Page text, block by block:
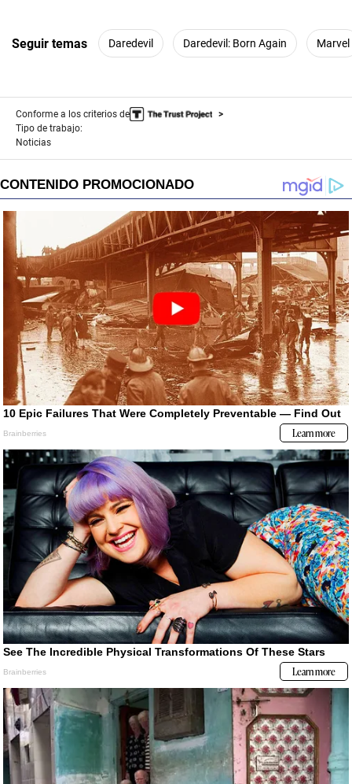
c
o
Seguir temas Daredevil Daredevil: Born Again Marvel
Conforme a los criterios de
Tipo de trabajo:
Noticias